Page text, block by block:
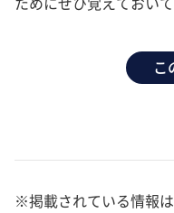
こ
※掲載されている情報